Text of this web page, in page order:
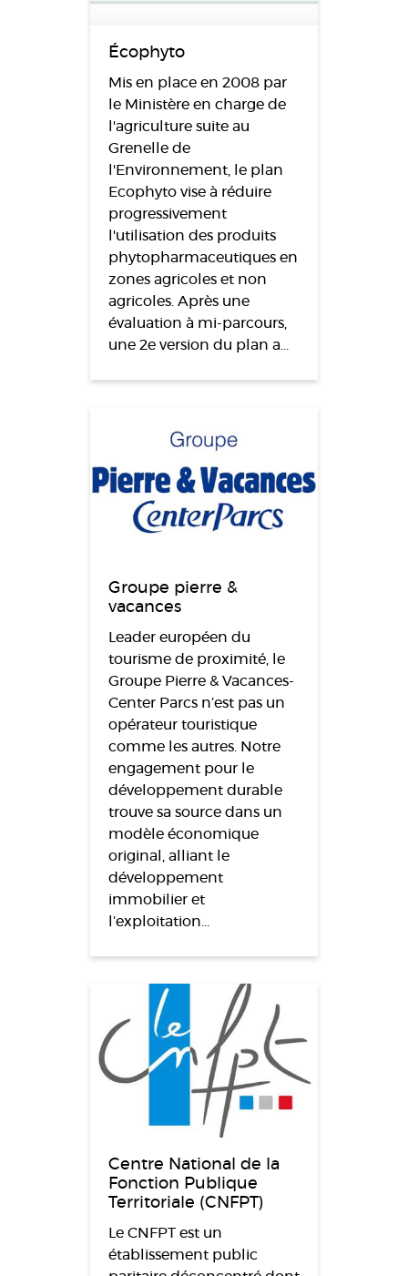
Écophyto
Mis en place en 2008 par
le Ministère en charge de
l'agriculture suite au
Grenelle de
l'Environnement, le plan
Ecophyto vise à réduire
progressivement
l'utilisation des produits
phytopharmaceutiques en
zones agricoles et non
agricoles. Après une
évaluation à mi-parcours,
une 2e version du plan a…
Groupe pierre &
vacances
Leader européen du
tourisme de proximité, le
Groupe Pierre & Vacances-
Center Parcs n’est pas un
opérateur touristique
comme les autres. Notre
engagement pour le
développement durable
trouve sa source dans un
modèle économique
original, alliant le
développement
immobilier et
l’exploitation…
Centre National de la
Fonction Publique
Territoriale (CNFPT)
Le CNFPT est un
établissement public